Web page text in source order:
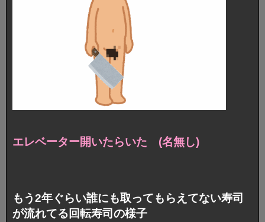
エレベーター開いたらいた (名無し)
もう2年ぐらい誰にも取ってもらえてない寿司
が流れてる回転寿司の様子